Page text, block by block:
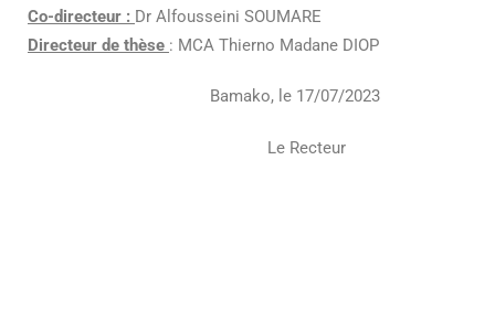
Co-directeur : Dr Alfousseini SOUMARE
Directeur de thèse : MCA Thierno Madane DIOP
Bamako, le 17/07/2023
Le Recteur